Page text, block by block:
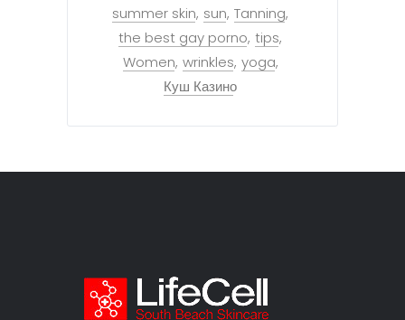
summer skin sun Tanning
the best gay porno tips
Women wrinkles yoga
Куш Казино